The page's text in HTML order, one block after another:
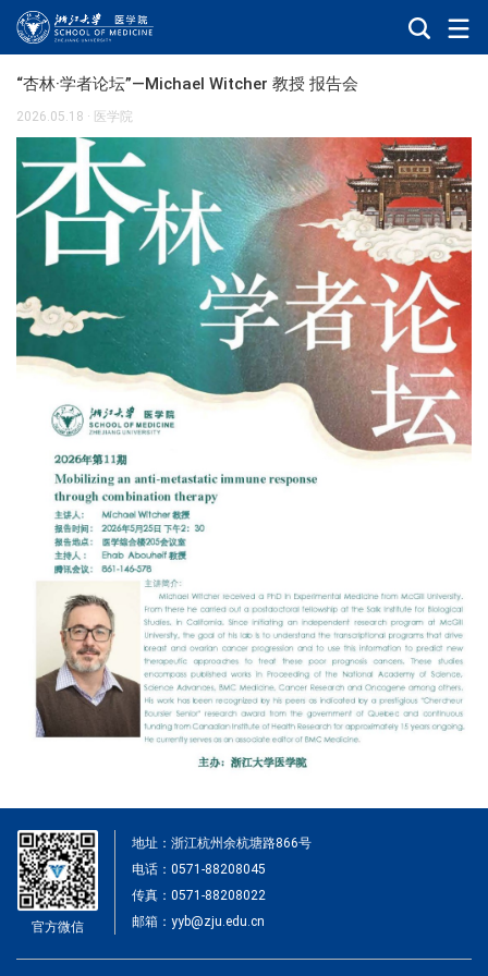
“杏林·学者论坛”—Michael Witcher 教授 报告会
2026.05.18 · 医学院
官方微信
地址：浙江杭州余杭塘路866号
电话：0571-88208045
传真：0571-88208022
邮箱：yyb@zju.edu.cn